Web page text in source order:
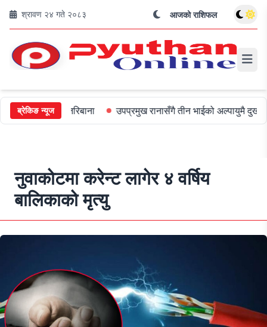
श्रावण २४ गते २०८३ आजको राशिफल
ब्रेकिङ न्यूज
५०० जरिबाना उपप्रमुख रानासँगै तीन भाईको अल्पायुमै दुखद निधन
नुवाकोटमा करेन्ट लागेर ४ वर्षिय
बालिकाको मृत्यु